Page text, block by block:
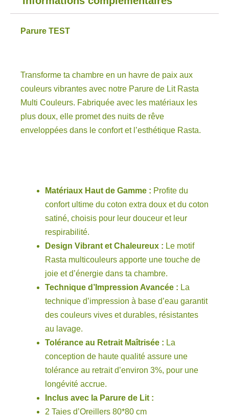
Parure TEST
Transforme ta chambre en un havre de paix aux
couleurs vibrantes avec notre Parure de Lit Rasta
Multi Couleurs. Fabriquée avec les matériaux les
plus doux, elle promet des nuits de rêve
enveloppées dans le confort et l’esthétique Rasta.
Matériaux Haut de Gamme : Profite du
confort ultime du coton extra doux et du coton
satiné, choisis pour leur douceur et leur
respirabilité.
Design Vibrant et Chaleureux : Le motif
Rasta multicouleurs apporte une touche de
joie et d’énergie dans ta chambre.
Technique d’Impression Avancée : La
technique d’impression à base d’eau garantit
des couleurs vives et durables, résistantes
au lavage.
Tolérance au Retrait Maîtrisée : La
conception de haute qualité assure une
tolérance au retrait d’environ 3%, pour une
longévité accrue.
Inclus avec la Parure de Lit :
2 Taies d’Oreillers 80*80 cm